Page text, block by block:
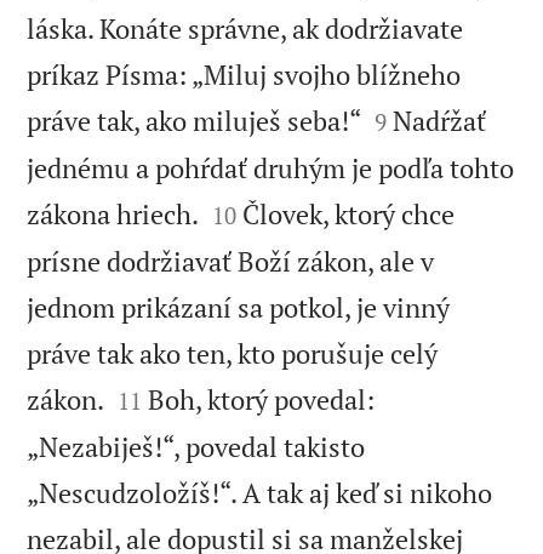
láska. Konáte správne, ak dodržiavate
príkaz Písma: „Miluj svojho blížneho
práve tak, ako miluješ seba!“ 

9 Nadŕžať
jednému a pohŕdať druhým je podľa tohto
zákona hriech. 

10 Človek, ktorý chce
prísne dodržiavať Boží zákon, ale v
jednom prikázaní sa potkol, je vinný
práve tak ako ten, kto porušuje celý
zákon. 

11 Boh, ktorý povedal:
„Nezabiješ!“, povedal takisto
„Nescudzoložíš!“. A tak aj keď si nikoho
nezabil, ale dopustil si sa manželskej